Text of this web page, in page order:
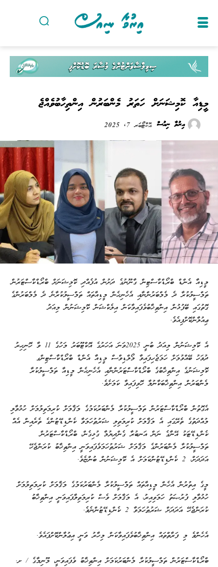
މީޑިއާ ކޮމިޝަނަށް ހަތަރު މެންބަރުން އިންތިހާބުވެއްޖެ
އިރުވާ ނިއުސް އޮކްޓޯބަރ 7, 2025
މީޑިއާ އެންޑް ބްރޯޑްކާސްޓިން ގާނޫނުގެ ދަށުން އުފެއްދި ކޮމިޝަނަށް ބްރޯޑްކާސްޓަރުން
ތަމްސީލުކުރާ ދެ މެމްބަރުންނާއި އެހެނިހެން މީޑިއާތައް ތަމްސީލުކުރާނެ ދެ މެމްބަރުންގެ
ގޮތުގައި ބޭފުޅުން އިންތިޚާބުވެފައިވާކަން އިލެކްޝަން ކޮމިޝަނުން މިއަދު
ޢިއުލާންކޮށްފިއެވެ.
އެ ކޮމިޝަނުން މިއަދު ބުނީ 2025ވަނަ އަހަރުގެ އޮކްޓޫބަރު މަހުގެ 11 ވާ ހޮނިހިރު
ދުވަހު ބޭއްވުމަށް ހަމަޖެހިފައިވާ މޯލްޑިވްސް މީޑިއާ އެންޑް ބްރޯޑްކާސްޓިންގ
ކޮމިޝަނުގެ އިންތިޚާބުގެ ބްރޯޑްކާސްޓަރުންނާއި އެހެނިހެން މީޑިއާ ތަމްސީލުކުރާ
މެންބަރުން އިންތިޚާބަކާނުލާ ހޮވިފައިވާ ކަމަށެވެ.
އެގޮތުން ބްރޯޑްކާސްޓަރުން ތަމްސީލުކުރާ މެންބަރުކަމުގެ މަޤާމަށް ކުރިމަތިލުމަށް ހުޅުވާލި
މުއްދަތުގެ ތެރޭގައި އެ މަޤާމަށް ކުރިމަތިލި ޝަރުޠުހަމަވާ ކެންޑިޑޭޓުންގެ ތެރެއިން އެއް
ކެންޑިޑޭޓަކު އޭނާގެ ނަން އަނބުރާ ގެންދިޔުމާ ގުޅިގެން، ބްރޯޑްކާސްޓަރުން
ތަމްސީލުކުރާ މެންބަރުންގެ މަޤާމަށް ޝަރުޠުހަމަވެފައިވަނީ އިންތިޚާބު ކުރަންޖެހޭ
އަދަދަށް، 2 ކެންޑިޑޭޓުންކަމަށް އެ ކޮމިޝަނުން ބުންޏެވެ.
މީގެ އިތުރުން އެހެން މީޑިއާތައް ތަމްސީލުކުރާ މެންބަރުކަމުގެ މަޤާމަށް ކުރިމަތިލުމަށް
ހުޅުވާލި ފުރުޞަތު ހަމަވިއިރު، އެ މަޤާމަށް ވެސް ކުރިމަތިލާފައިވަނީ އިންތިޚާބު
ކުރަންޖެހޭ އަދަދަށް ޝަރުޠުހަމަވާ 2 ކެންޑިޑޭޓުންނެވެ.
އެހެންވެ މި ފަރާތްތައް އިންތިޚާބުވެފައިވާކަން މިހާރު ވަނީ އިޢުލާންކޮށްފައެވެ.
ބްރޯޑްކާސްޓަރުން ތަމްސީލުކުރާ މެންބަރުކަމަށް އިންތިޚާބު ވެފައިވަނީ، މޫނިމާގެ / ށ.